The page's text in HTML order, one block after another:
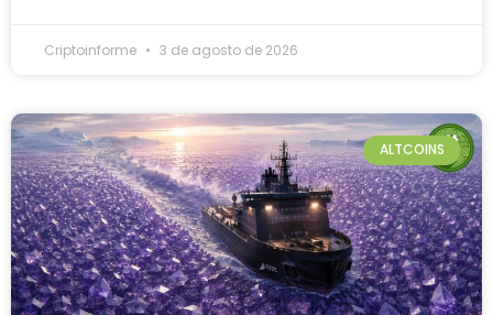
Criptoinforme 3 de agosto de 2026
ALTCOINS